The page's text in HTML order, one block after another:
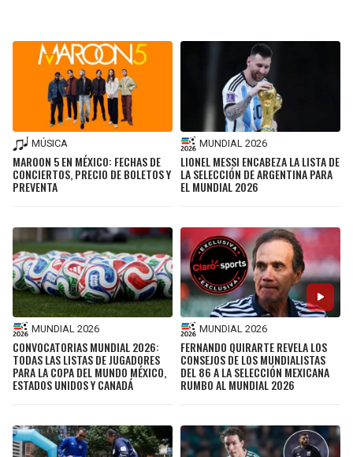
MÚSICA
MAROON 5 EN MÉXICO: FECHAS DE
CONCIERTOS, PRECIO DE BOLETOS Y
PREVENTA
MUNDIAL 2026
LIONEL MESSI ENCABEZA LA LISTA DE
LA SELECCIÓN DE ARGENTINA PARA
EL MUNDIAL 2026
MUNDIAL 2026
CONVOCATORIAS MUNDIAL 2026:
TODAS LAS LISTAS DE JUGADORES
PARA LA COPA DEL MUNDO MÉXICO,
ESTADOS UNIDOS Y CANADÁ
MUNDIAL 2026
FERNANDO QUIRARTE REVELA LOS
CONSEJOS DE LOS MUNDIALISTAS
DEL 86 A LA SELECCIÓN MEXICANA
RUMBO AL MUNDIAL 2026